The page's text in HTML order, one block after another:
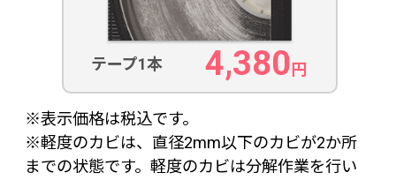
テープ1本 4,380 円
※表示価格は税込です。
※軽度のカビは、直径2mm以下のカビが2か所
までの状態です。軽度のカビは分解作業を行い